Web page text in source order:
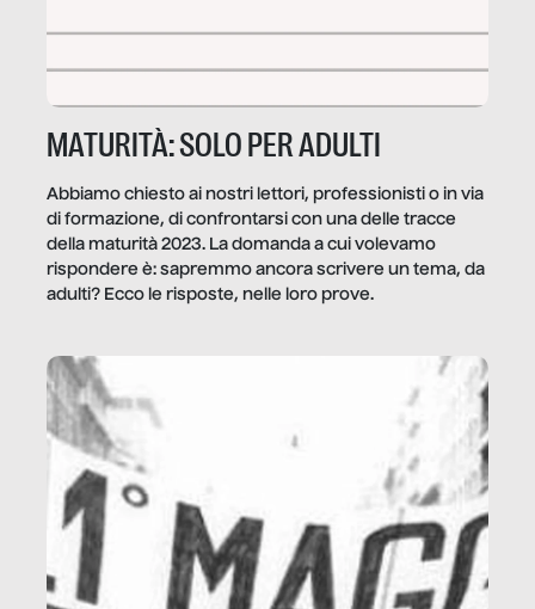
MATURITÀ: SOLO PER ADULTI
Abbiamo chiesto ai nostri lettori, professionisti o in via
di formazione, di confrontarsi con una delle tracce
della maturità 2023. La domanda a cui volevamo
rispondere è: sapremmo ancora scrivere un tema, da
adulti? Ecco le risposte, nelle loro prove.